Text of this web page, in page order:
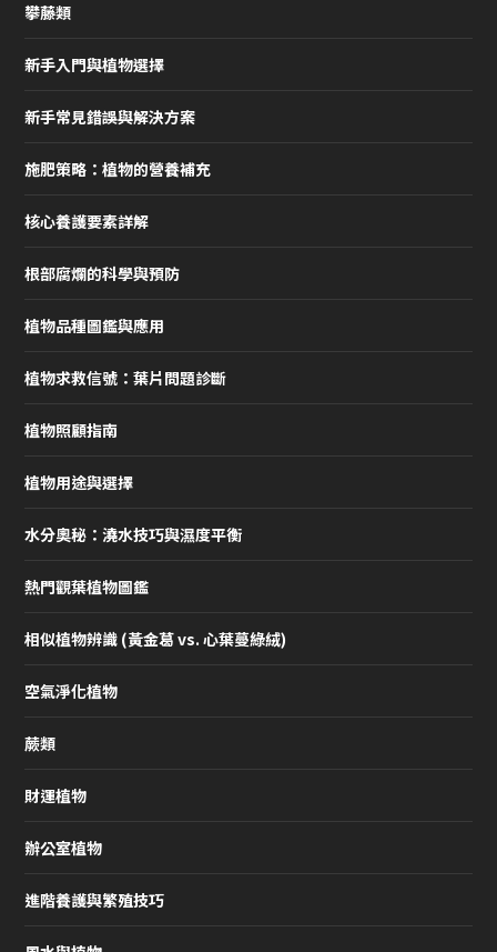
攀藤類
新手入門與植物選擇
新手常見錯誤與解決方案
施肥策略：植物的營養補充
核心養護要素詳解
根部腐爛的科學與預防
植物品種圖鑑與應用
植物求救信號：葉片問題診斷
植物照顧指南
植物用途與選擇
水分奧秘：澆水技巧與濕度平衡
熱門觀葉植物圖鑑
相似植物辨識 (黃金葛 vs. 心葉蔓綠絨)
空氣淨化植物
蕨類
財運植物
辦公室植物
進階養護與繁殖技巧